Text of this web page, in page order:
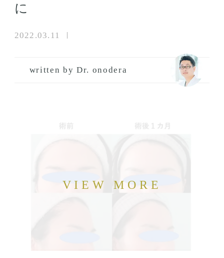
に
2022.03.11
written by Dr. onodera